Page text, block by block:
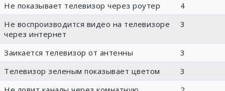
Не показывает телевизор через роутер
4
Не воспроизводится видео на телевизоре
через интернет
3
Заикается телевизор от антенны
3
Телевизор зеленым показывает цветом
3